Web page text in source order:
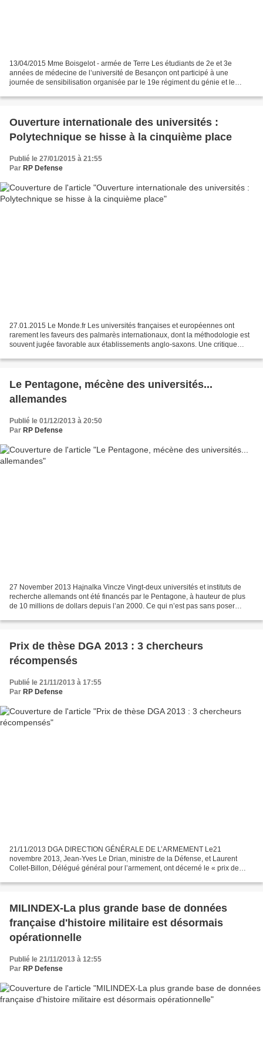
13/04/2015 Mme Boisgelot - armée de Terre Les étudiants de 2e et 3e
années de médecine de l’université de Besançon ont participé à une
journée de sensibilisation organisée par le 19e régiment du génie et le
Ouverture internationale des universités :
Polytechnique se hisse à la cinquième place
Publié le 27/01/2015 à 21:55
Par RP Defense
27.01.2015 Le Monde.fr Les universités françaises et européennes ont
rarement les faveurs des palmarès internationaux, dont la méthodologie est
souvent jugée favorable aux établissements anglo-saxons. Une critique
Le Pentagone, mécène des universités...
allemandes
Publié le 01/12/2013 à 20:50
Par RP Defense
27 November 2013 Hajnalka Vincze Vingt-deux universités et instituts de
recherche allemands ont été financés par le Pentagone, à hauteur de plus
de 10 millions de dollars depuis l’an 2000. Ce qui n’est pas sans poser
Prix de thèse DGA 2013 : 3 chercheurs
récompensés
Publié le 21/11/2013 à 17:55
Par RP Defense
21/11/2013 DGA DIRECTION GÉNÉRALE DE L’ARMEMENT Le21
novembre 2013, Jean-Yves Le Drian, ministre de la Défense, et Laurent
Collet-Billon, Délégué général pour l’armement, ont décerné le « prix de
MILINDEX-La plus grande base de données
française d'histoire militaire est désormais
opérationnelle
Publié le 21/11/2013 à 12:55
Par RP Defense